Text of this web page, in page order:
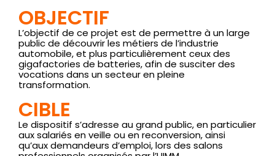
OBJECTIF
L’objectif de ce projet est de permettre à un large
public de découvrir les métiers de l’industrie
automobile, et plus particulièrement ceux des
gigafactories de batteries, afin de susciter des
vocations dans un secteur en pleine
transformation.
CIBLE
Le dispositif s’adresse au grand public, en particulier
aux salariés en veille ou en reconversion, ainsi
qu’aux demandeurs d’emploi, lors des salons